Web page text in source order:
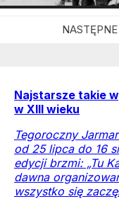
Najstarsze takie
w XIII wieku
Tegoroczny
od 25 lipca do 16
edycji brzmi: „Tu
dawna
wszystko się